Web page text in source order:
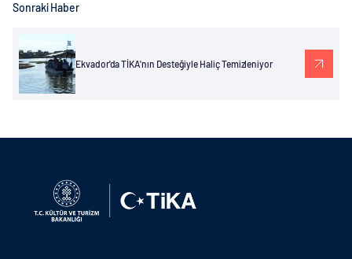
Sonraki Haber
Ekvador'da TİKA'nın Desteğiyle Haliç Temizleniyor